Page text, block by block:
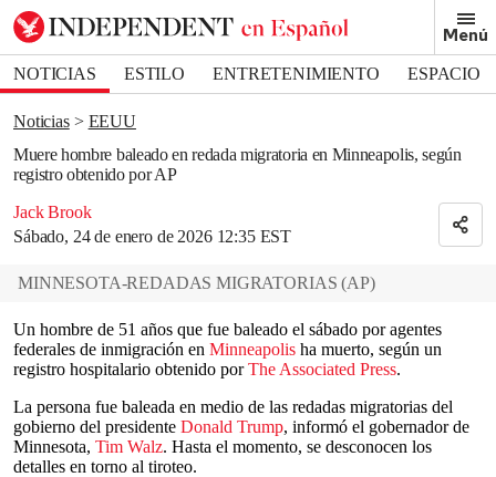
Menú
NOTICIAS ESTILO ENTRETENIMIENTO
ESPACIO
DEPORTES
Noticias
EEUU
Muere hombre baleado en redada migratoria en Minneapolis, según
registro obtenido por AP
Jack Brook
Sábado, 24 de enero de 2026 12:35 EST
Bookmark popover
Removed from bookmarks
Close popover
MINNESOTA-REDADAS MIGRATORIAS (AP)
Un hombre de 51 años que fue baleado el sábado por agentes
federales de inmigración en Minneapolis ha muerto, según un
registro hospitalario obtenido porThe Associated Press.
La persona fue baleada en medio de las redadas migratorias del
gobierno del presidente Donald Trump, informó el gobernador de
Minnesota, Tim Walz. Hasta el momento, se desconocen los
detalles en torno al tiroteo.